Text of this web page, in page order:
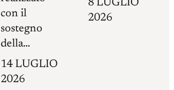
con il
sostegno
della…
14 LUGLIO
2026
8 LUGLIO
2026